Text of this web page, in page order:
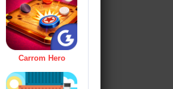
Carrom Hero